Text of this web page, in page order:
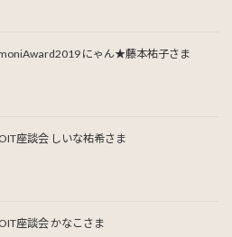
にゃん★藤本祐子さま
座談会 しいな祐希さま
座談会 かなこさま